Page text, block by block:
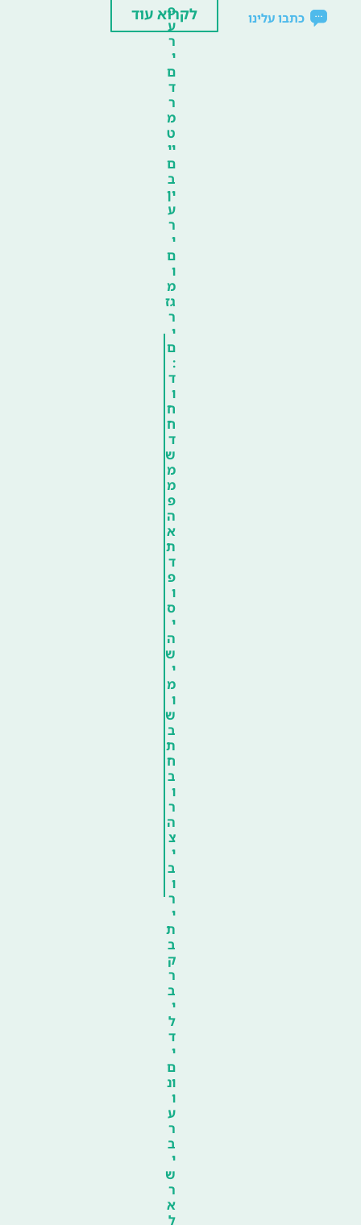
כתבו עלינו
פ
ע
ר
י
ם
ד
ר
מ
ט
יי
ם
ב
ין
ע
ר
י
ם
ו
מ
גז
ר
י
ם
:
ד
ו
ח
ח
ד
ש
מ
מ
פ
ה
א
ת
ד
פ
ו
ס
י
ה
ש
י
מ
ו
ש
ב
ת
ח
ב
ו
ר
ה
צ
י
ב
ו
ר
י
ת
ב
ק
ר
ב
י
ל
ד
י
ם
ונ
ו
ע
ר
ב
י
ש
ר
א
ל
לקרוא עוד